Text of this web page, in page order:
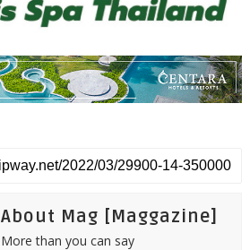
About Mag [Maggazine]
More than you can say